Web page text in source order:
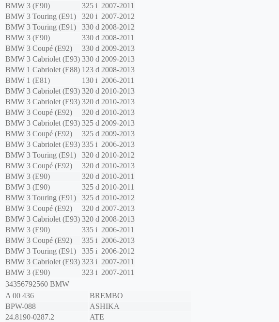
BMW 3 (E90) 325 i 2007-2011
BMW 3 Touring (E91) 320 i 2007-2012
BMW 3 Touring (E91) 330 d 2008-2012
BMW 3 (E90) 330 d 2008-2011
BMW 3 Coupé (E92) 330 d 2009-2013
BMW 3 Cabriolet (E93) 330 d 2009-2013
BMW 1 Cabriolet (E88) 123 d 2008-2013
BMW 1 (E81) 130 i 2006-2011
BMW 3 Cabriolet (E93) 320 d 2010-2013
BMW 3 Cabriolet (E93) 320 d 2010-2013
BMW 3 Coupé (E92) 320 d 2010-2013
BMW 3 Cabriolet (E93) 325 d 2009-2013
BMW 3 Coupé (E92) 325 d 2009-2013
BMW 3 Cabriolet (E93) 335 i 2006-2013
BMW 3 Touring (E91) 320 d 2010-2012
BMW 3 Coupé (E92) 320 d 2010-2013
BMW 3 (E90) 320 d 2010-2011
BMW 3 (E90) 325 d 2010-2011
BMW 3 Touring (E91) 325 d 2010-2012
BMW 3 Coupé (E92) 320 d 2007-2013
BMW 3 Cabriolet (E93) 320 d 2008-2013
BMW 3 (E90) 335 i 2006-2011
BMW 3 Coupé (E92) 335 i 2006-2013
BMW 3 Touring (E91) 335 i 2006-2012
BMW 3 Cabriolet (E93) 323 i 2007-2011
BMW 3 (E90) 323 i 2007-2011
34356792560 BMW
A 00 436
BREMBO
BPW-088
ASHIKA
24.8190-0287.2
ATE